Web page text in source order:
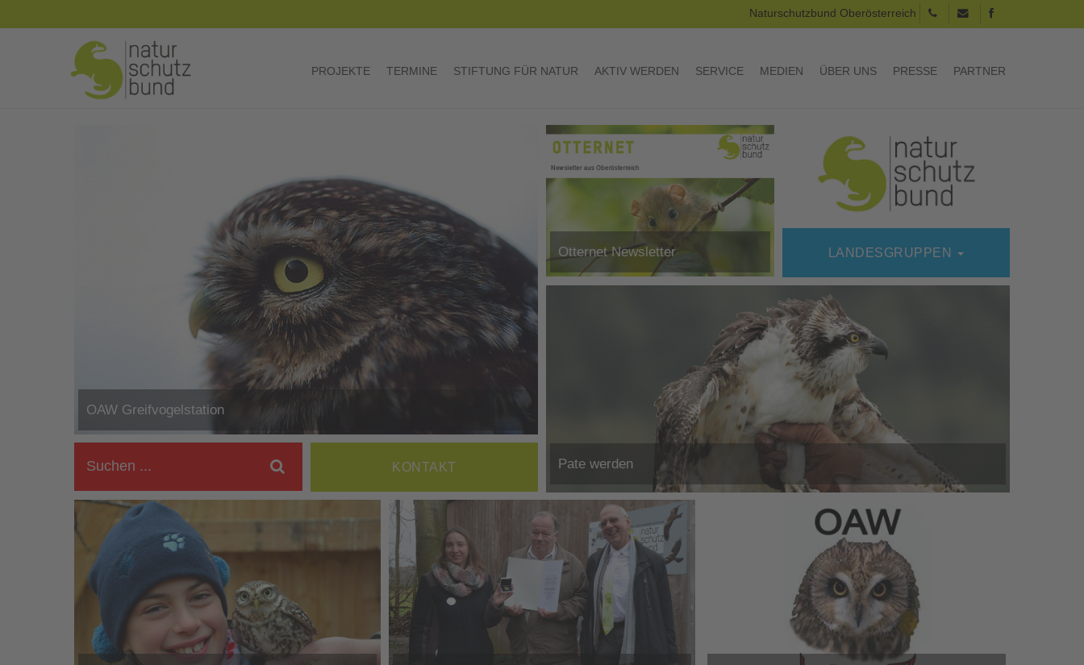
Naturschutzbund Oberösterreich
PROJEKTE TERMINE STIFTUNG FÜR NATUR AKTIV WERDEN SERVICE MEDIEN ÜBER UNS PRESSE PARTNER
OAW Greifvogelstation
KONTAKT
Otternet Newsletter LANDESGRUPPEN
Pate werden